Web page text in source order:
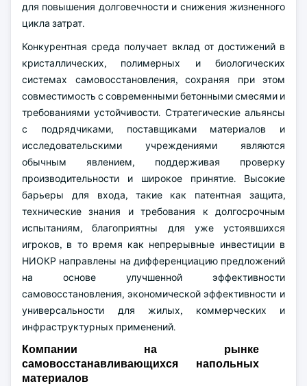
для повышения долговечности и снижения жизненного
цикла затрат.
Конкурентная среда получает вклад от достижений в
кристаллических, полимерных и биологических
системах самовосстановления, сохраняя при этом
совместимость с современными бетонными смесями и
требованиями устойчивости. Стратегические альянсы
с подрядчиками, поставщиками материалов и
исследовательскими учреждениями являются
обычным явлением, поддерживая проверку
производительности и широкое принятие. Высокие
барьеры для входа, такие как патентная защита,
технические знания и требования к долгосрочным
испытаниям, благоприятны для уже устоявшихся
игроков, в то время как непрерывные инвестиции в
НИОКР направлены на дифференциацию предложений
на основе улучшенной эффективности
самовосстановления, экономической эффективности и
универсальности для жилых, коммерческих и
инфраструктурных применений.
Компании на рынке
самовосстанавливающихся напольных
материалов